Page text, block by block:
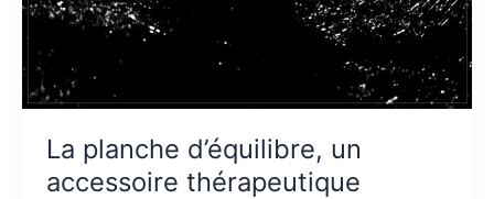
La planche d’équilibre, un
accessoire thérapeutique